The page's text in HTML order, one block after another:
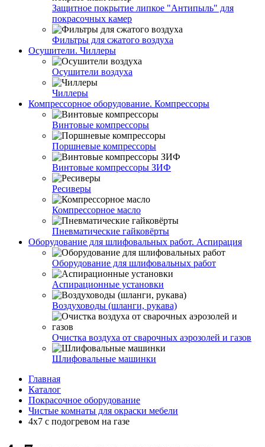
Защитное покрытие липкое "Антипыль" для
покрасочных камер
Фильтры для сжатого воздуха
Осушители. Чиллеры
Осушители воздуха
Чиллеры
Компрессорное оборудование. Компрессоры
Винтовые компрессоры
Поршневые компрессоры
Винтовые компрессоры ЗИФ
Ресиверы
Компрессорное масло
Пневматические гайковёрты
Оборудование для шлифовальных работ. Аспирация
Оборудование для шлифовальных работ
Аспирационные установки
Воздуховоды (шланги, рукава)
Очистка воздуха от сварочных аэрозолей и газов
Шлифовальные машинки
Главная
Каталог
Покрасочное оборудование
Чистые комнаты для окраски мебели
4х7 с подогревом на газе